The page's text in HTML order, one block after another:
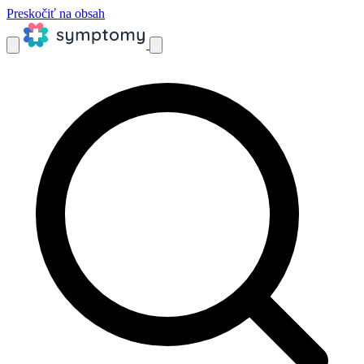
Preskočiť na obsah